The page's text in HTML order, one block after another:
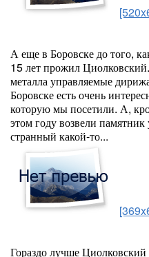
А еще в Боровске до того,
15 лет прожил
металла управляемые
Боровске есть очень
которую мы посетили. А,
этом году возвели
странный какой-то...
Гораздо лучше